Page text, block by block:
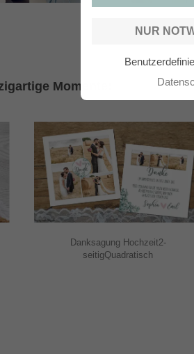
NUR
Momente:
Danksagung Hochzeit2-
seitigQuadratisch